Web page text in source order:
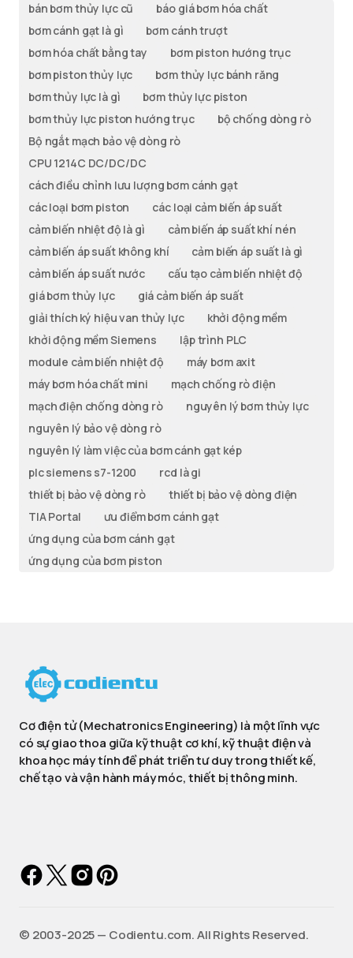
bán bơm thủy lực cũ
báo giá bơm hóa chất
bơm cánh gạt là gì
bơm cánh trượt
bơm hóa chất bằng tay
bơm piston hướng trục
bơm piston thủy lực
bơm thủy lực bánh răng
bơm thủy lực là gì
bơm thủy lực piston
bơm thủy lực piston hướng trục
bộ chống dòng rò
Bộ ngắt mạch bảo vệ dòng rò
CPU 1214C DC/DC/DC
cách điều chỉnh lưu lượng bơm cánh gạt
các loại bơm piston
các loại cảm biến áp suất
cảm biến nhiệt độ là gì
cảm biến áp suất khí nén
cảm biến áp suất không khí
cảm biến áp suất là gì
cảm biến áp suất nước
cấu tạo cảm biến nhiệt độ
giá bơm thủy lực
giá cảm biến áp suất
giải thích ký hiệu van thủy lực
khởi động mềm
khởi động mềm Siemens
lập trình PLC
module cảm biến nhiệt độ
máy bơm axit
máy bơm hóa chất mini
mạch chống rò điện
mạch điện chống dòng rò
nguyên lý bơm thủy lực
nguyên lý bảo vệ dòng rò
nguyên lý làm việc của bơm cánh gạt kép
plc siemens s7-1200
rcd là gi
thiết bị bảo vệ dòng rò
thiết bị bảo vệ dòng điện
TIA Portal
ưu điểm bơm cánh gạt
ứng dụng của bơm cánh gạt
ứng dụng của bơm piston
Cơ điện tử (Mechatronics Engineering) là một lĩnh vực
có sự giao thoa giữa kỹ thuật cơ khí, kỹ thuật điện và
khoa học máy tính để phát triển tư duy trong thiết kế,
chế tạo và vận hành máy móc, thiết bị thông minh.
©️ 2003-2025 — Codientu.com. All Rights Reserved.